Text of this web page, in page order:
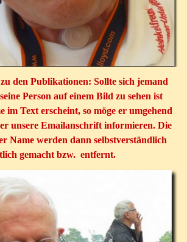
den Publikationen: Sollte sich jemand
Person auf einem Bild zu sehen ist
im Text erscheint, so möge er umgehend
unsere Emailanschrift informieren. Die
Name werden dann selbstverständlich
gemacht bzw. entfernt.
für die Webseite verantwortlich